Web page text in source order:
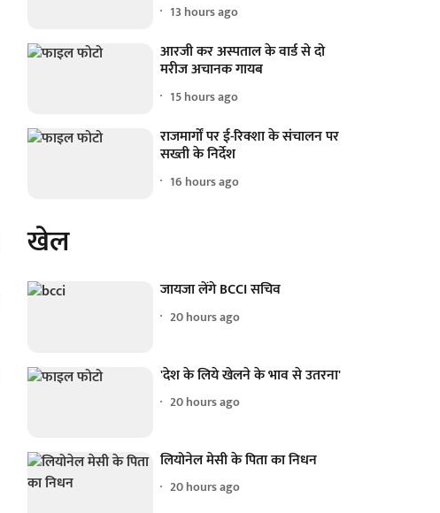
13 hours ago
आरजी कर अस्पताल के वार्ड से दो
मरीज अचानक गायब
15 hours ago
राजमार्गों पर ई-रिक्शा के संचालन पर
सख्ती के निर्देश
16 hours ago
खेल
जायजा लेंगे BCCI सचिव
20 hours ago
'देश के लिये खेलने के भाव से उतरना'
20 hours ago
लियोनेल मेसी के पिता का निधन
20 hours ago